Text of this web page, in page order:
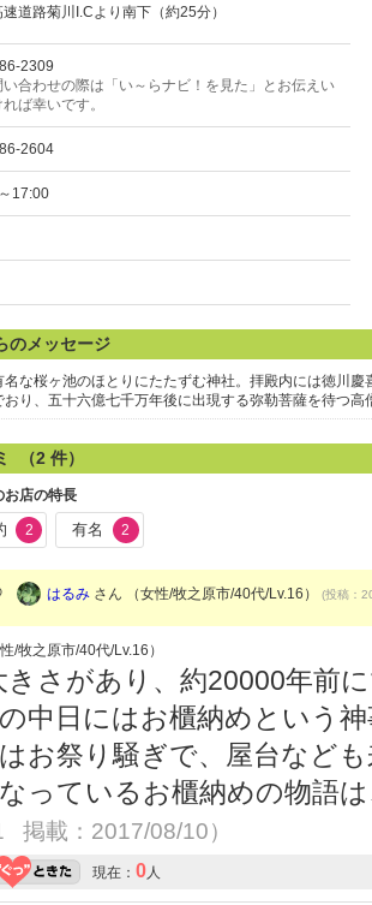
道路菊川I.Cより南下（約25分）
2309
合わせの際は「い～らナビ！を見た」とお伝えい
ば幸いです。
2604
17:00
のメッセージ
な桜ヶ池のほとりにたたずむ神社。拝殿内には徳川
り、五十六億七千万年後に出現する弥勒菩薩を待つ
（2 件）
お店の特長
2 有名 2
はるみ さん （女性/牧之原市/40代/Lv.16） (投稿：
/牧之原市/40代/Lv.16）
きさがあり、約20000年前
中日にはお櫃納めという
お祭り騒ぎで、屋台など
っているお櫃納めの物語
掲載：2017/08/10）
現在： 0 人